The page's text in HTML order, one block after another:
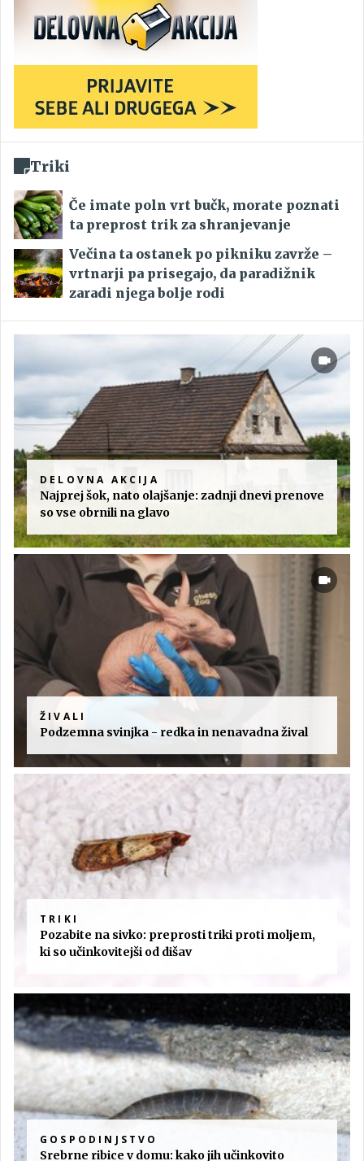
Triki
Če imate poln vrt bučk, morate poznati
ta preprost trik za shranjevanje
Večina ta ostanek po pikniku zavrže –
vrtnarji pa prisegajo, da paradižnik
zaradi njega bolje rodi
DELOVNA AKCIJA
Najprej šok, nato olajšanje: zadnji dnevi prenove
so vse obrnili na glavo
ŽIVALI
Podzemna svinjka - redka in nenavadna žival
TRIKI
Pozabite na sivko: preprosti triki proti moljem,
ki so učinkovitejši od dišav
GOSPODINJSTVO
Srebrne ribice v domu: kako jih učinkovito